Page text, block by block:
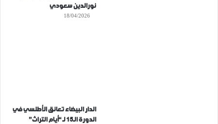
نورالدين سعودي
18/04/2026
الدار البيضاء تعانق الأطلسي في
الدورة الـ15 لـ “أيام التراث”